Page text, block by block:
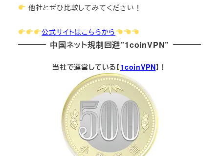
他社とぜひ比較してみてください！
公式サイトはこちらから
中国ネット規制回避”1coinVPN”
当社で運営している【1coinVPN】！